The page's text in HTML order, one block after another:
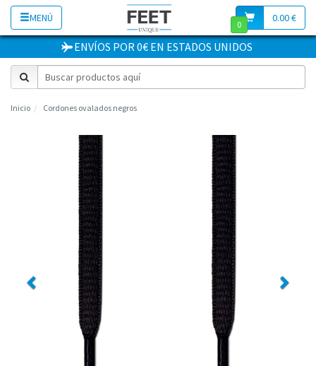
MENÚ 0.00 €
0
ENVÍOS POR 0€ EN ESTADOS UNIDOS
Inicio Cordones ovalados negros
Previous